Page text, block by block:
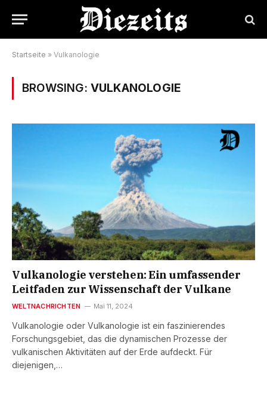
Startseite » Vulkanologie
BROWSING: VULKANOLOGIE
Vulkanologie verstehen: Ein umfassender
Leitfaden zur Wissenschaft der Vulkane
WELTNACHRICHTEN Mai 11, 2024
Vulkanologie oder Vulkanologie ist ein faszinierendes
Forschungsgebiet, das die dynamischen Prozesse der
vulkanischen Aktivitäten auf der Erde aufdeckt. Für
diejenigen,…